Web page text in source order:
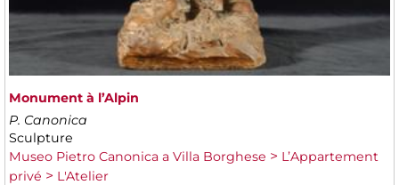
Monument à l’Alpin
P. Canonica
Sculpture
Museo Pietro Canonica a Villa Borghese
L’Appartement
privé
L'Atelier